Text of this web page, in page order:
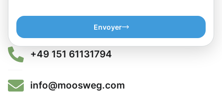
Envoyer
+49 151 61131794
info@moosweg.com